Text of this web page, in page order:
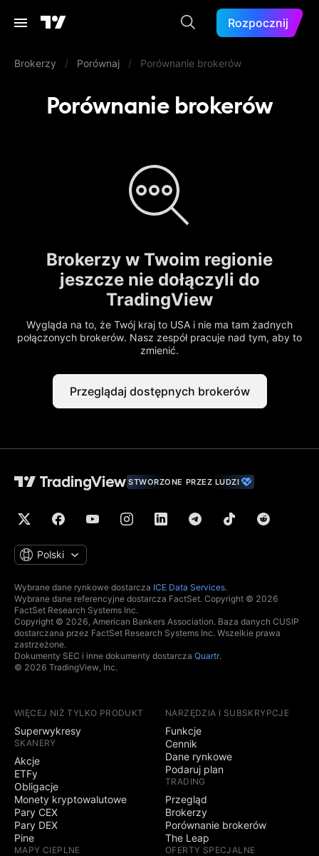
Rozpocznij
Brokerzy / Porównaj / Porównanie brokerów
Porównanie brokerów
Brokerzy w Twoim regionie
jeszcze nie dołączyli do
TradingView
Wygląda na to, że Twój kraj to USA i nie ma tam żadnych
połączonych brokerów. Nasz zespół pracuje nad tym, aby to
zmienić.
Przeglądaj dostępnych brokerów
STWORZONE PRZEZ LUDZI
Polski
Wybrane dane rynkowe dostarcza ICE Data Services.
Wybrane dane referencyjne dostarcza FactSet. Copyright © 2026
FactSet Research Systems Inc.
Copyright © 2026, American Bankers Association. Baza danych CUSIP
dostarczana przez FactSet Research Systems Inc. Wszelkie prawa
zastrzeżone.
Dokumenty SEC i inne dokumenty dostarcza Quartr.
© 2026 TradingView, Inc.
WIĘCEJ NIŻ TYLKO PRODUKT
Superwykresy
SKANERY
Akcje
ETFy
Obligacje
Monety kryptowalutowe
Pary CEX
Pary DEX
Pine
MAPY CIEPLNE
NARZĘDZIA I SUBSKRYPCJE
Funkcje
Cennik
Dane rynkowe
Podaruj plan
TRADING
Przegląd
Brokerzy
Porównanie brokerów
The Leap
OFERTY SPECJALNE